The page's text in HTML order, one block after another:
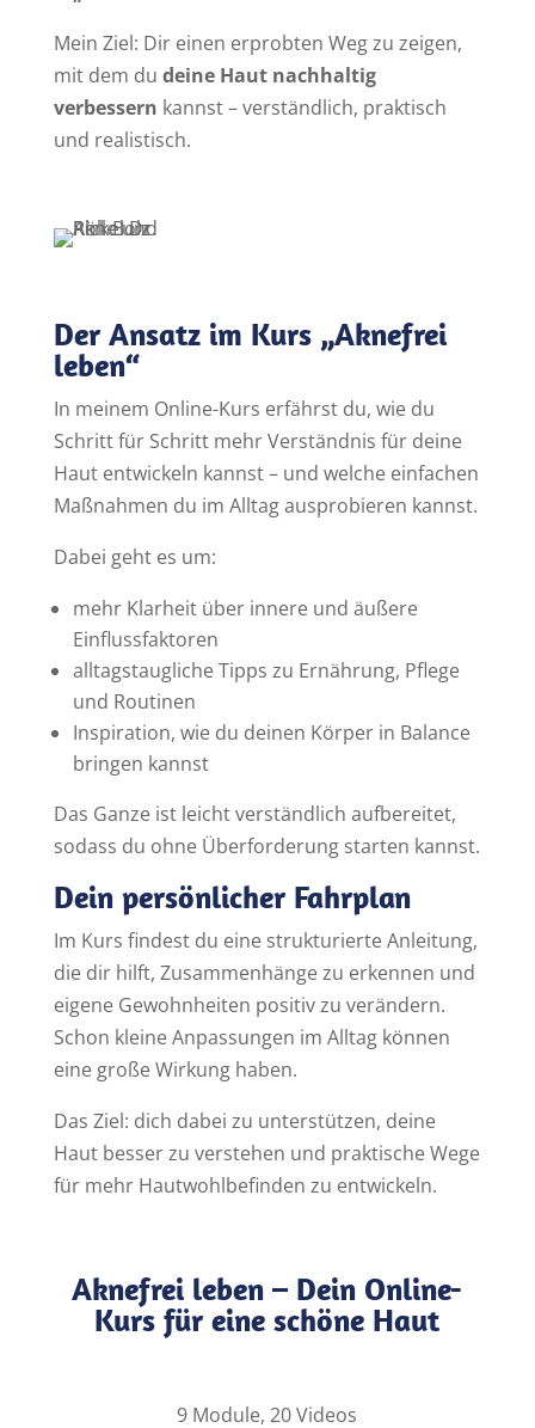
Mein Ziel: Dir einen erprobten Weg zu zeigen,
mit dem du deine Haut nachhaltig
verbessern kannst – verständlich, praktisch
und realistisch.
Der Ansatz im Kurs „Aknefrei
leben“
In meinem Online-Kurs erfährst du, wie du
Schritt für Schritt mehr Verständnis für deine
Haut entwickeln kannst – und welche einfachen
Maßnahmen du im Alltag ausprobieren kannst.
Dabei geht es um:
mehr Klarheit über innere und äußere
Einflussfaktoren
alltagstaugliche Tipps zu Ernährung, Pflege
und Routinen
Inspiration, wie du deinen Körper in Balance
bringen kannst
Das Ganze ist leicht verständlich aufbereitet,
sodass du ohne Überforderung starten kannst.
Dein persönlicher Fahrplan
Im Kurs findest du eine strukturierte Anleitung,
die dir hilft, Zusammenhänge zu erkennen und
eigene Gewohnheiten positiv zu verändern.
Schon kleine Anpassungen im Alltag können
eine große Wirkung haben.
Das Ziel: dich dabei zu unterstützen, deine
Haut besser zu verstehen und praktische Wege
für mehr Hautwohlbefinden zu entwickeln.
Aknefrei leben – Dein Online-
Kurs für eine schöne Haut
9 Module, 20 Videos